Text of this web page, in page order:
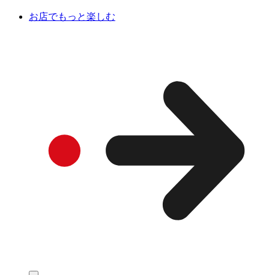
お店でもっと楽しむ